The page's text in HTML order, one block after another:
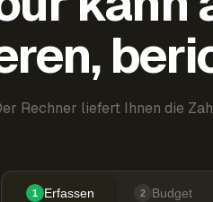
Rechner liefert Ihnen die
1 Erfassen 2 Budget